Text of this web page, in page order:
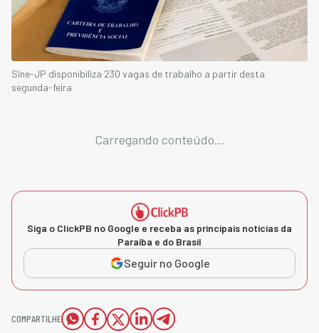
Sine-JP disponibiliza 230 vagas de trabalho a partir desta
segunda-feira
Carregando conteúdo...
Siga o ClickPB no Google e receba as principais notícias da
Paraíba e do Brasil
Seguir no Google
COMPARTILHE